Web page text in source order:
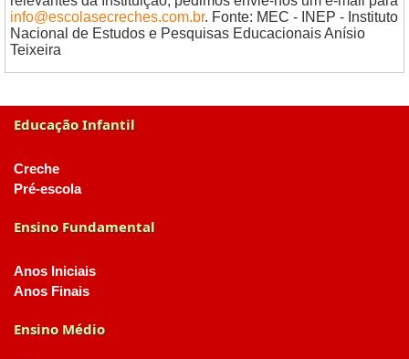
info@escolasecreches.com.br. Fonte: MEC - INEP - Instituto
Nacional de Estudos e Pesquisas Educacionais Anísio
Teixeira
Educação Infantil
Creche
Pré-escola
Ensino Fundamental
Anos Iniciais
Anos Finais
Ensino Médio